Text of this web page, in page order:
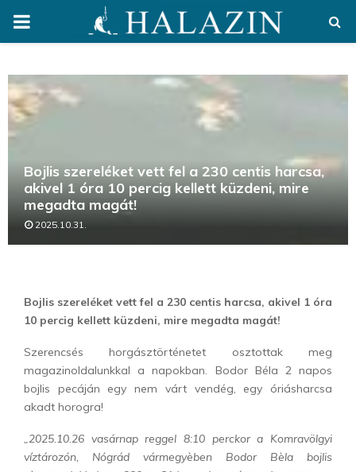
PRIMARY
Bojlis szereléket vett fel a 230 centis harcsa,
akivel 1 óra 10 percig kellett küzdeni, mire
megadta magát!
2025.10.31.
Bojlis szereléket vett fel a 230 centis harcsa, akivel 1 óra
10 percig kellett küzdeni, mire megadta magát!
Szerencsés horgásztörténetet osztottak meg
magazinoldalunkkal a napokban. Bodor Béla 2 napos
bojlis pecáján egy nem várt vendég, egy óriásharcsa
akadt horogra!
„2025.10.26 vasárnap reggel 8:10 perckor a Komravölgyi
víztározón, Nógrád vármegyèben Bodor Bèla bojlis